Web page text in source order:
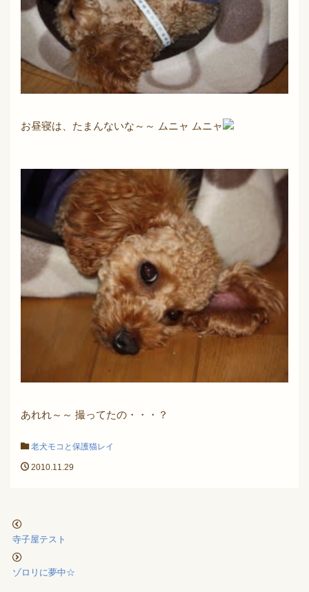
お昼寝は、たまんないな～～ ムニャ ムニャ
あれれ～～ 撮ってたの・・・？
老犬モコと保護猫レイ
2010.11.29
寺子屋テスト
ゾロリに夢中☆